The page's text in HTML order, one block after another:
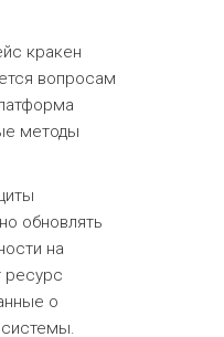
кракен
вопросам
методы
обновлять
на
ресурс
о
системы.